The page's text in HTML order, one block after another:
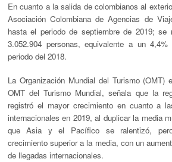
En cuanto a la salida de colombianos al
Asociación Colombiana de Agencias de
hasta el periodo de septiembre de 2019; se
3.052.904 personas, equivalente a un
periodo del 2018.
La Organización Mundial del Turismo (OMT)
OMT del Turismo Mundial, señala que la
registró el mayor crecimiento en cuanto a
internacionales en 2019, al duplicar la media
que Asia y el Pacífico se ralentizó,
crecimiento superior a la media, con un
de llegadas internacionales.